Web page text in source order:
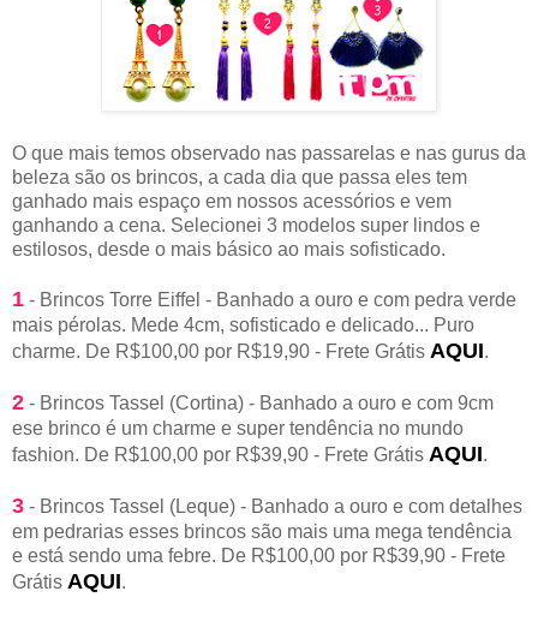
O que mais temos observado nas passarelas e nas gurus da
beleza são os brincos, a cada dia que passa eles tem
ganhado mais espaço em nossos acessórios e vem
ganhando a cena. Selecionei 3 modelos super lindos e
estilosos, desde o mais básico ao mais sofisticado.
1 - Brincos Torre Eiffel - Banhado a ouro e com pedra verde
mais pérolas. Mede 4cm, sofisticado e delicado... Puro
charme. De R$100,00 por R$19,90 - Frete Grátis AQUI.
2 - Brincos Tassel (Cortina) - Banhado a ouro e com 9cm
ese brinco é um charme e super tendência no mundo
fashion. De R$100,00 por R$39,90 - Frete Grátis AQUI.
3 - Brincos Tassel (Leque) - Banhado a ouro e com detalhes
em pedrarias esses brincos são mais uma mega tendência
e está sendo uma febre. De R$100,00 por R$39,90 - Frete
Grátis AQUI.